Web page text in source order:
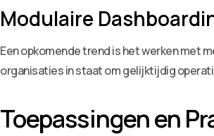
Modulaire
Een opkomende trend is het werken met
organisaties in staat om gelijktijdig
Toepassingen en